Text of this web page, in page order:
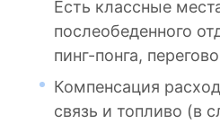
Вместе сделаем
компаний
Присоединяйся к
Вместе сделаем
График работы 2/2
выходными.
Компенсация
интернета.
Абонементы в
интернет.
На время
телефон с камерой.
Мы предлагаем:
Есть классные
послеобеденного
пинг-понга,
Компенсация
связь и топливо (в